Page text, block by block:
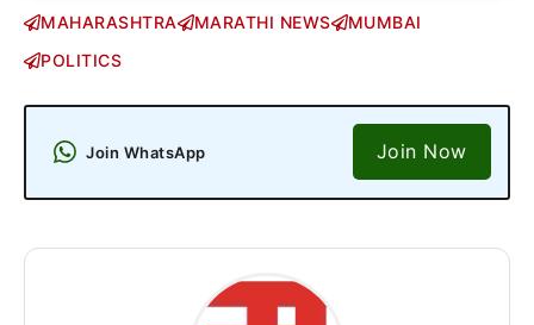
MAHARASHTRA MARATHI NEWS
MUMBAI
POLITICS
Join WhatsApp Join Now